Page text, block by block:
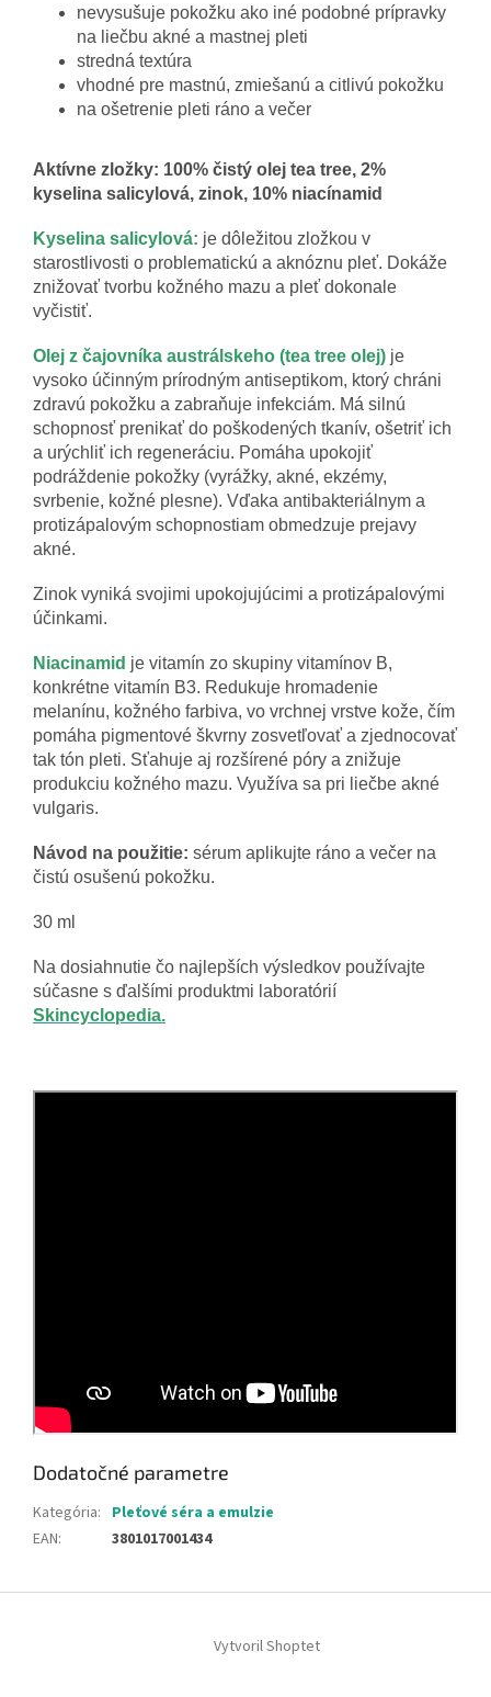
nevysušuje pokožku ako iné podobné prípravky
na liečbu akné a mastnej pleti
stredná textúra
vhodné pre mastnú, zmiešanú a citlivú pokožku
na ošetrenie pleti ráno a večer
Aktívne zložky: 100% čistý olej tea tree, 2%
kyselina salicylová, zinok, 10% niacínamid
Kyselina salicylová: je dôležitou zložkou v
starostlivosti o problematickú a aknóznu pleť. Dokáže
znižovať tvorbu kožného mazu a pleť dokonale
vyčistiť.
Olej z čajovníka austrálskeho (tea tree olej) je
vysoko účinným prírodným antiseptikom, ktorý chráni
zdravú pokožku a zabraňuje infekciám. Má silnú
schopnosť prenikať do poškodených tkanív, ošetriť ich
a urýchliť ich regeneráciu. Pomáha upokojiť
podráždenie pokožky (vyrážky, akné, ekzémy,
svrbenie, kožné plesne). Vďaka antibakteriálnym a
protizápalovým schopnostiam obmedzuje prejavy
akné.
Zinok vyniká svojimi upokojujúcimi a protizápalovými
účinkami.
Niacinamid je vitamín zo skupiny vitamínov B,
konkrétne vitamín B3. Redukuje hromadenie
melanínu, kožného farbiva, vo vrchnej vrstve kože, čím
pomáha pigmentové škvrny zosvetľovať a zjednocovať
tak tón pleti. Sťahuje aj rozšírené póry a znižuje
produkciu kožného mazu. Využíva sa pri liečbe akné
vulgaris.
Návod na použitie: sérum aplikujte ráno a večer na
čistú osušenú pokožku.
30 ml
Na dosiahnutie čo najlepších výsledkov používajte
súčasne s ďalšími produktmi laboratórií
Skincyclopedia.
Dodatočné parametre
Kategória: Pleťové séra a emulzie
EAN: 3801017001434
Vytvoril Shoptet